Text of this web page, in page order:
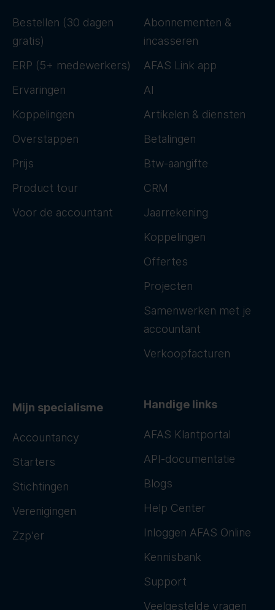
Bestellen (30 dagen
gratis)
ERP (5+ medewerkers)
Ervaringen
Koppelingen
Overstappen
Prijs
Product tour
Voor de accountant
Abonnementen &
incasseren
AFAS Link app
AI
Artikelen & diensten
Betalingen
Btw-aangifte
CRM
Jaarrekening
Koppelingen
Offertes
Projecten
Samenwerken met je
accountant
Verkoopfacturen
Mijn specialisme
Accountancy
Starters
Stichtingen
Verenigingen
Zzp'er
Handige links
AFAS Klantportal
API-documentatie
Blogs
Help Center
Inloggen AFAS Online
Kennisbank
Support
Veelgestelde vragen